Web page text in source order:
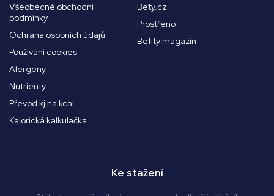
Všeobecné obchodní
podmínky
Ochrana osobních údajů
Používání cookies
Alergeny
Nutrienty
Převod kj na kcal
Kalorická kalkulačka
Bety.cz
Prostřeno
Befity magazín
Ke stažení